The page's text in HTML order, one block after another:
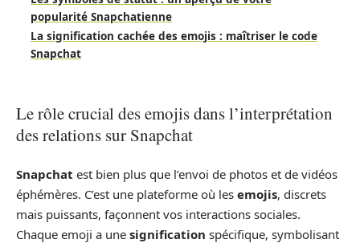
popularité Snapchatienne
La signification cachée des emojis : maîtriser le code
Snapchat
Le rôle crucial des emojis dans l’interprétation
des relations sur Snapchat
Snapchat est bien plus que l’envoi de photos et de vidéos
éphémères. C’est une plateforme où les emojis, discrets
mais puissants, façonnent vos interactions sociales.
Chaque emoji a une signification spécifique, symbolisant